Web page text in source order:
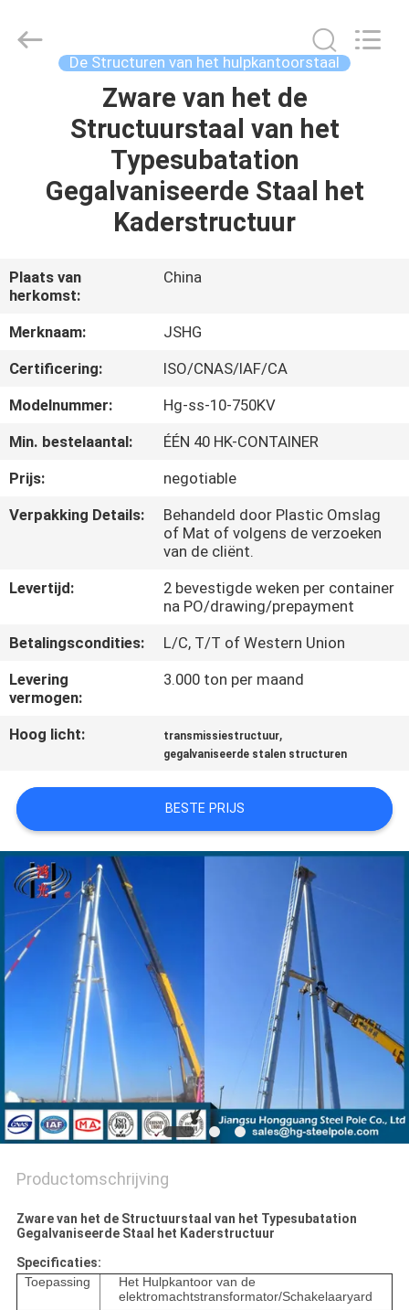
PRODUCTEN
VIDEOS
VR-
SHOW
ONGEVEER
ONS
FABRIEKSREIS
KWALITEITSCONTROLE
ONS
NIEUWS
VERZOEK
OM EEN
SITEMAP
PRIVACYBELEID
co.,ltd.
De Structuren van het hulpkantoorstaal
Zware van het de
Structuurstaal van het
Typesubatation
Gegalvaniseerde Staal het
Kaderstructuur
Plaats van
herkomst:
China
Merknaam:
JSHG
Certificering:
ISO/CNAS/IAF/CA
Modelnummer:
Hg-ss-10-750KV
Min. bestelaantal:
ÉÉN 40 HK-CONTAINER
Prijs:
negotiable
Verpakking Details:
Behandeld door Plastic Omslag
of Mat of volgens de verzoeken
van de cliënt.
Levertijd:
2 bevestigde weken per container
na PO/drawing/prepayment
Betalingscondities:
L/C, T/T of Western Union
Levering
vermogen:
3.000 ton per maand
Hoog licht: transmissiestructuur,
gegalvaniseerde stalen structuren
BESTE PRIJS
Productomschrijving
Zware van het de Structuurstaal van het Typesubatation
Gegalvaniseerde Staal het Kaderstructuur
Specificaties:
Toepassing
Het Hulpkantoor van de
elektromachtstransformator/Schakelaaryard